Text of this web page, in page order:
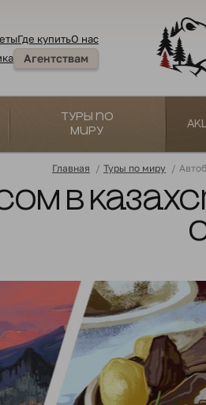
Где купитьО нас
Агентствам
Туры по
миру
Главная / Туры по миру /
в